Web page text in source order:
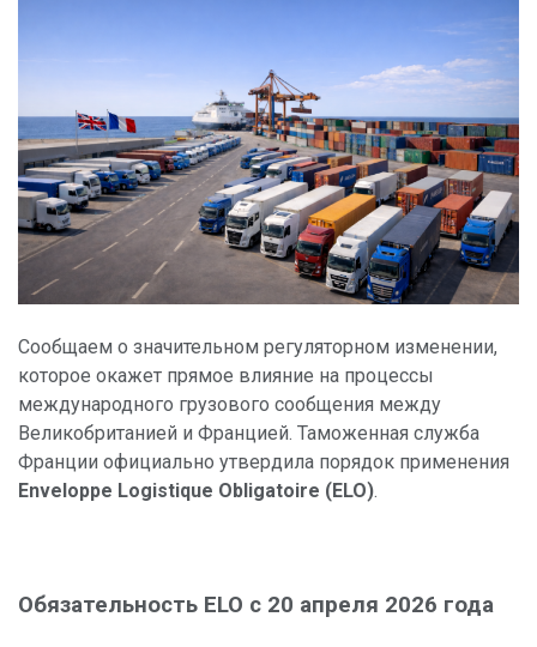
Сообщаем о значительном регуляторном изменении,
которое окажет прямое влияние на процессы
международного грузового сообщения между
Великобританией и Францией. Таможенная служба
Франции официально утвердила порядок применения
Enveloppe Logistique Obligatoire (ELO).
Обязательность ELO с 20 апреля 2026 года